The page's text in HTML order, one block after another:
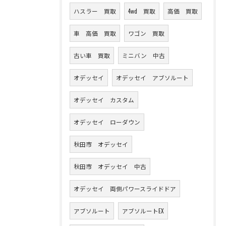
ハスラー 買取 4wd 買取 高価 買取
車 高価 買取 ワゴン 買取
古い車 買取 ミニバン 中古
オデッセイ オデッセイ アブソルート
オデッセイ カスタム
オデッセイ ローダウン
秋田市 オデッセイ
秋田市 オデッセイ 中古
オデッセイ 両側パワースライドドア
アブソルート アブソルートEX